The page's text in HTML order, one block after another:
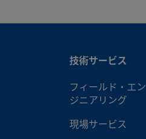
SS-4MBHT-12
SS-4MBHT-36
技術サービス
フィールド・エン
ジニアリング
現場サービス